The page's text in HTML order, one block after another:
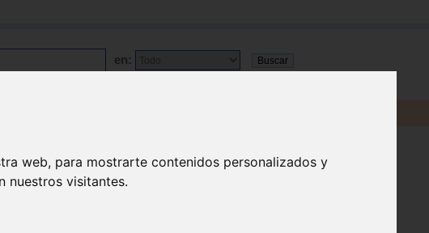
web, para mostrarte contenidos personalizados y
nuestros visitantes.
en: